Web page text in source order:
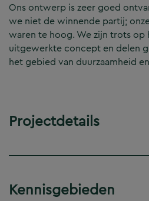
Ons ontwerp is zeer goed
we niet de winnende partij;
waren te hoog. We zijn trots
uitgewerkte concept en delen
het gebied van duurzaamheid
Projectdetails
Kennisgebieden